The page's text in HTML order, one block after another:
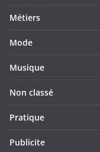
Métiers
Mode
Musique
Non classé
Pratique
Publicite